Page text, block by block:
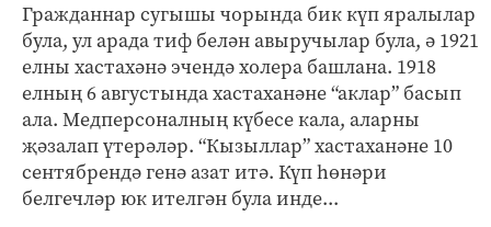
Гражданнар сугышы чорында бик күп яралылар
була, ул арада тиф белән авыручылар була, ә 1921
елны хастахәнә эчендә холера башлана. 1918
елның 6 августында хастаханәне “аклар” басып
ала. Медперсоналның күбесе кала, аларны
җәзалап үтерәләр. “Кызыллар” хастаханәне 10
сентябрендә генә азат итә. Күп һөнәри
белгечләр юк ителгән була инде...